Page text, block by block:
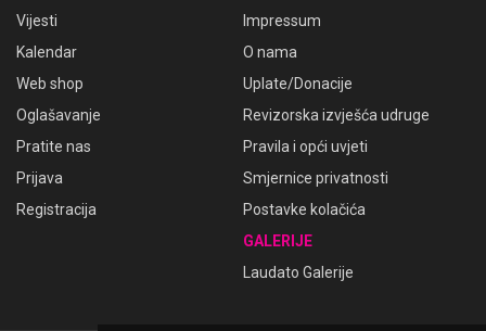
Vijesti
Kalendar
Web shop
Oglašavanje
Pratite nas
Prijava
Registracija
Impressum
O nama
Uplate/Donacije
Revizorska izvješća udruge
Pravila i opći uvjeti
Smjernice privatnosti
Postavke kolačića
GALERIJE
Laudato Galerije